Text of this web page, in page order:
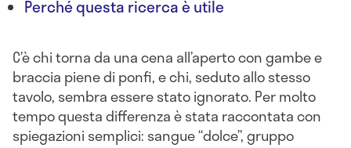
Perché questa ricerca è utile
C’è chi torna da una cena all’aperto con gambe e
braccia piene di ponfi, e chi, seduto allo stesso
tavolo, sembra essere stato ignorato. Per molto
tempo questa differenza è stata raccontata con
spiegazioni semplici: sangue “dolce”, gruppo